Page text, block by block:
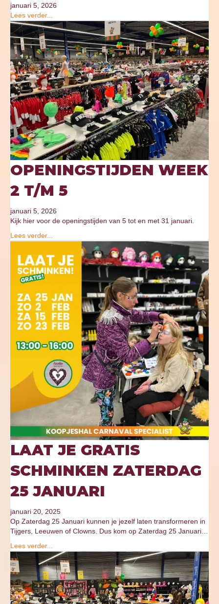
januari 5, 2026
Lees verder...
OPENINGSTIJDEN WEEK
2 T/M 5
januari 5, 2026
Kijk hier voor de openingstijden van 5 tot en met 31 januari.
Lees verder...
LAAT JE GRATIS
SCHMINKEN ZATERDAG
25 JANUARI
januari 20, 2025
Op Zaterdag 25 Januari kunnen je jezelf laten transformeren in
Tijgers, Leeuwen of Clowns. Dus kom op Zaterdag 25 Januari…
Lees verder...